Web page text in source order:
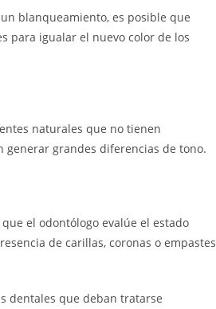
blanqueamiento, es posible que
para igualar el nuevo color de los
naturales que no tienen
generar grandes diferencias de tono.
el odontólogo evalúe el estado
de carillas, coronas o empastes
dentales que deban tratarse